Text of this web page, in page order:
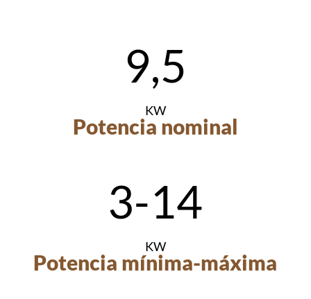
9,5
KW
Potencia nominal
3-14
KW
Potencia mínima-máxima